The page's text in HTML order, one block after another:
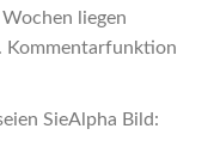
liegen
Kommentarfunktion
SieAlpha Bild: